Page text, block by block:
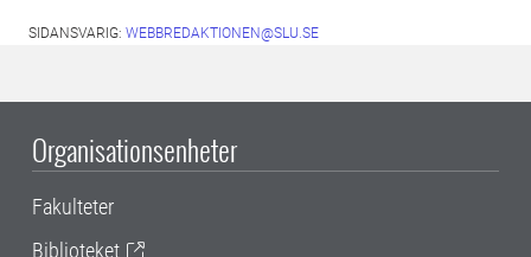
SIDANSVARIG: WEBBREDAKTIONEN@SLU.SE
Organisationsenheter
Fakulteter
Biblioteket